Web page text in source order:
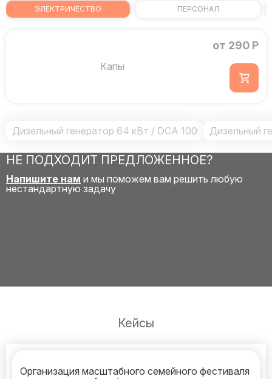
ЭЛЕКТРИЧЕСТВО ПЕРСОНАЛ
Капы
от 290 Р
Дизельный генератор 64 кВт / DCA 100 Дизельный
НЕ ПОДХОДИТ ПРЕДЛОЖЕННОЕ?
Напишите нам и мы поможем вам решить любую
нестандартную задачу
Кейсы
Организация масштабного семейного фестиваля